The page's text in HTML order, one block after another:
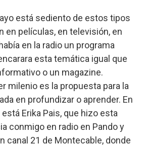
está sediento de estos tipos
en películas, en televisión, en
en la radio un programa
esta temática igual que
o un magazine.
milenio es la propuesta para la
en profundizar o aprender. En
Erika Pais, que hizo esta
conmigo en radio en Pando y
canal 21 de Montecable, donde